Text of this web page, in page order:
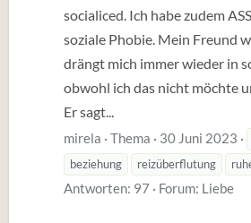
socialiced. Ich habe zudem
soziale Phobie. Mein Freund
drängt mich immer wieder in
obwohl ich das nicht möchte
Er sagt...
mirela Thema 30 Juni 2023
beziehung
reizüberflutung
Antworten: 97 Forum: Liebe